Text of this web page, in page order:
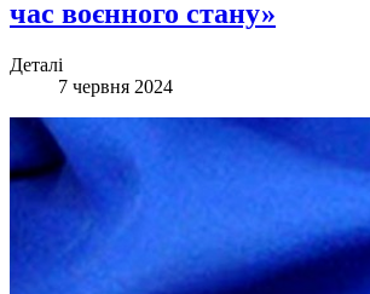
час воєнного стану»
Деталі
7 червня 2024